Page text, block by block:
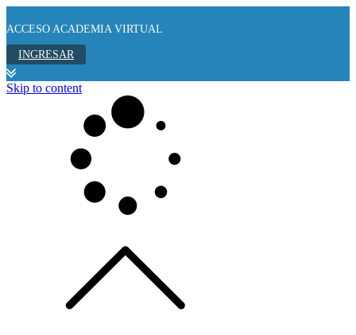
ACCESO ACADEMIA VIRTUAL
INGRESAR
Skip to content